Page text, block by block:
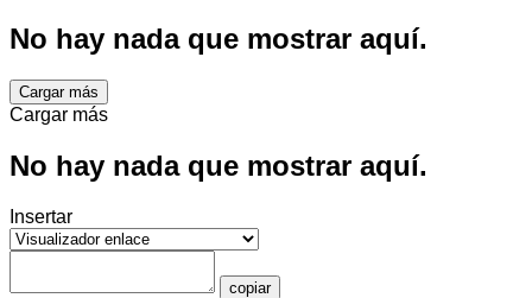
No hay nada que mostrar aquí.
Cargar más
Cargar más
No hay nada que mostrar aquí.
Insertar
copiar